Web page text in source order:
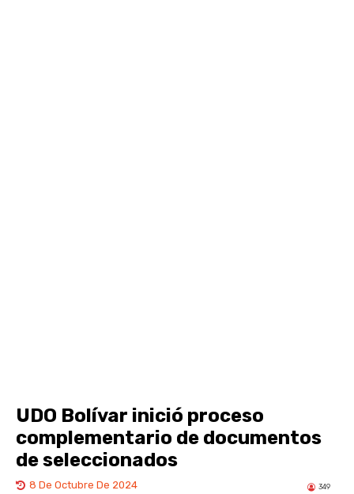
UDO Bolívar inició proceso
complementario de documentos
de seleccionados
8 De Octubre De 2024 349